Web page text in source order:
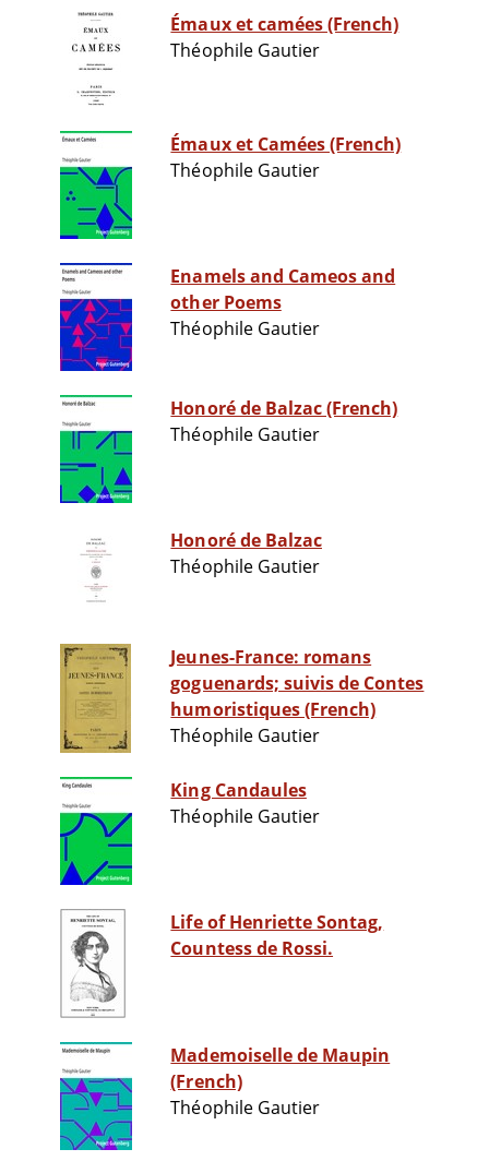
Émaux et camées (French)
Théophile Gautier
Émaux et Camées (French)
Théophile Gautier
Enamels and Cameos and
other Poems
Théophile Gautier
Honoré de Balzac (French)
Théophile Gautier
Honoré de Balzac
Théophile Gautier
Jeunes-France: romans
goguenards; suivis de Contes
humoristiques (French)
Théophile Gautier
King Candaules
Théophile Gautier
Life of Henriette Sontag,
Countess de Rossi.
Mademoiselle de Maupin
(French)
Théophile Gautier